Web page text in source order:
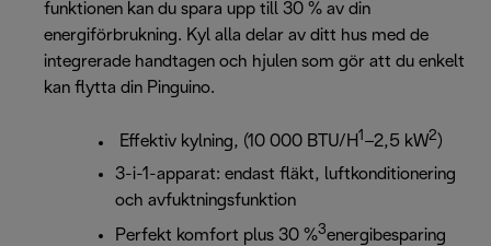
funktionen kan du spara upp till 30 % av din
energiförbrukning. Kyl alla delar av ditt hus med de
integrerade handtagen och hjulen som gör att du enkelt
kan flytta din Pinguino.
Effektiv kylning, (10 000 BTU/H1 –2,5 kW2)
3-i-1-apparat: endast fläkt, luftkonditionering
och avfuktningsfunktion
Perfekt komfort plus 30 %3energibesparing